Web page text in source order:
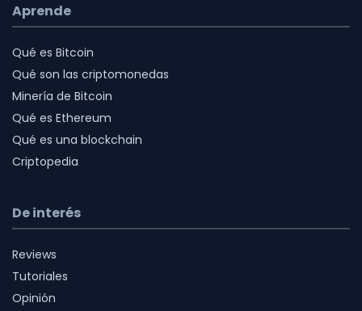
Aprende
Qué es Bitcoin
Qué son las criptomonedas
Minería de Bitcoin
Qué es Ethereum
Qué es una blockchain
Criptopedia
De interés
Reviews
Tutoriales
Opinión